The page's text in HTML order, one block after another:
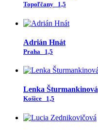
Topoľčany 1,5
Adrián Hnát
Praha 1,5
Lenka Šturmankinová
Košice 1,5